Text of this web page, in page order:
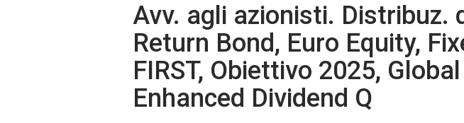
Avv. agli azionisti. Distribuz.
Return Bond, Euro Equity,
FIRST, Obiettivo 2025,
Enhanced Dividend Q